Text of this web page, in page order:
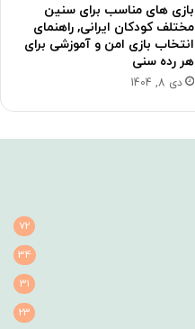
بازی های مناسب برای سنین
مختلف کودکان ایرانی, راهنمای
انتخاب بازی امن و آموزشی برای
هر رده سنی
دی 8, 1404
72
34
31
23